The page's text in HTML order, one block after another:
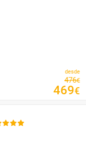
desde
476€
469€